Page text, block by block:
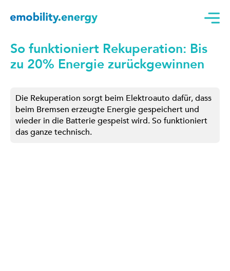
So funktioniert Rekuperation: Bis
zu 20% Energie zurückgewinnen
Die Rekuperation sorgt beim Elektroauto dafür, dass
beim Bremsen erzeugte Energie gespeichert und
wieder in die Batterie gespeist wird. So funktioniert
das ganze technisch.